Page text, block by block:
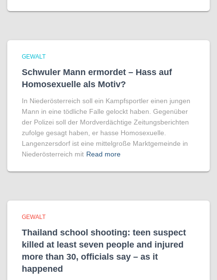
GEWALT
Schwuler Mann ermordet – Hass auf
Homo­sexuelle als Motiv?
In Niederösterreich soll ein Kampfsportler einen jungen
Mann in eine tödliche Falle gelockt haben. Gegenüber
der Polizei soll der Mordverdächtige Zeitungsberichten
zufolge gesagt haben, er hasse Homosexuelle.
Langenzersdorf ist eine mittelgroße Marktgemeinde in
Niederösterreich mit Read more
GEWALT
Thailand school shooting: teen suspect
killed at least seven people and injured
more than 30, officials say – as it
happened